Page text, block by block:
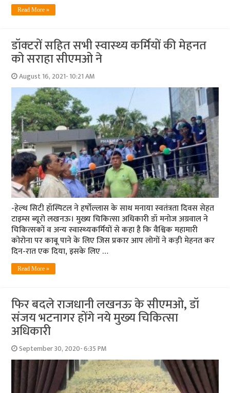
Read More »
डॉक्‍टरों सहित सभी स्‍वास्‍थ्‍य कर्मियों की मेहनत
को सराहा सीएमओ ने
August 16, 2021- 10:21 AM
-हेल्‍थ सिटी हॉस्पिटल ने हर्षोल्‍लास के साथ मनाया स्‍वतंत्रता दिवस सेहत
टाइम्‍स ब्‍यूरो लखनऊ। मुख्‍य चिकित्‍सा अधिकारी डॉ मनोज अग्रवाल ने
चिकित्‍सकों व अन्‍य स्‍वास्‍थ्‍यकर्मियों से कहा है कि वैश्विक महामारी
कोरोना पर काबू पाने के लिए जिस प्रकार आप लोगों ने कड़ी मेहनत कर
दिन-रात एक दिया, इसके लिए …
Read More »
फि‍र बदले राजधानी लखनऊ के सीएमओ, डॉ
संजय भटनागर होंगे नये मुख्‍य चिकित्‍सा
अधिकारी
September 30, 2020- 6:35 PM